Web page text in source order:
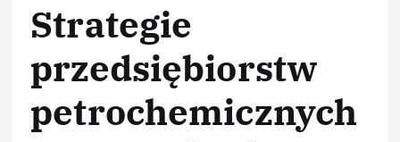
Strategie
przedsiębiorstw
petrochemicznych